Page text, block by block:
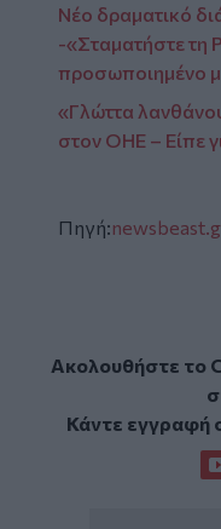
Νέο δραματικό
-«Σταματήστε τη
προσωποιημένο
«Γλώττα
στον ΟΗΕ – Είπε
Πηγή:
Ακολουθήστε το
Κάντε εγγραφή